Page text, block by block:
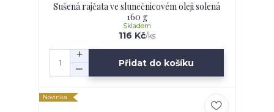
Sušená rajčata ve slunečnicovém oleji solená
160 g
116 Kč/ks
Skladem
Přidat do košíku
Novinka